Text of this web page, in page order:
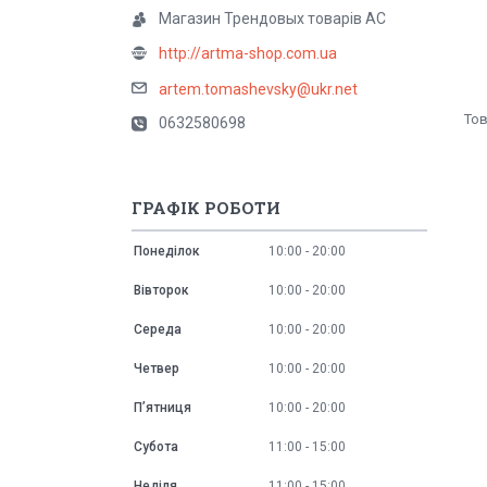
Магазин Трендовых товарів АС
http://artma-shop.com.ua
artem.tomashevsky@ukr.net
0632580698
ГРАФІК РОБОТИ
Понеділок 10:00 20:00
Вівторок 10:00 20:00
Середа 10:00 20:00
Четвер 10:00 20:00
Пʼятниця 10:00 20:00
Субота 11:00 15:00